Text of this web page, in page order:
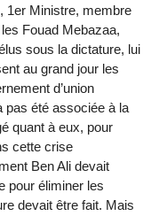
1er Ministre, membre
Fouad Mebazaa,
sous la dictature, lui
au grand jour les
d’union
pas été associée à la
quant à eux, pour
cette crise
Ben Ali devait
pour éliminer les
devait être fait. Mais